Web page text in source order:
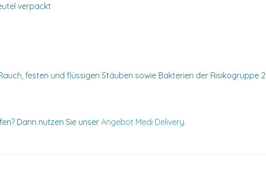
verpackt
festen und flüssigen Stäuben sowie Bakterien der Risikogruppe 2
Dann nutzen Sie unser Angebot Medi Delivery.